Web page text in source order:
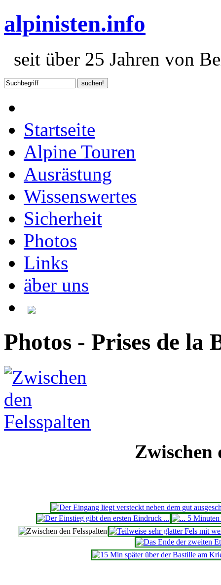
alpinisten.info
seit über 25 Jahren von
Startseite
Alpine Touren
Ausrästung
Wissenswertes
Sicherheit
Photos
Links
äber uns
Photos - Prises de la
Zwischen